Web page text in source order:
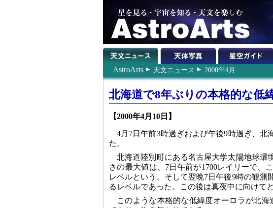
AstroArts 天文ニュース 2000年4月
北海道で8年ぶりの本格的な低
【2000年4月10日】
4月7日午前3時過ぎおよび午後9時過ぎ、
た。
北海道陸別町にある名古屋大学太陽地球環
さの最大値は、7日午前が1700レイリーで、
レベルという。そして翌晩7日午後9時の観測
るレベルであった。この後は真夜中に向けて
このような本格的な低緯度オーロラが北海